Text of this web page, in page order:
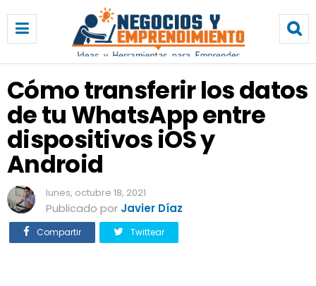
ó
m
o
r
a
n
s
e
i
r
l
o
Cómo transferir los datos
de tu WhatsApp entre
dispositivos iOS y
Android
lunes, octubre 18, 2021
Publicado por Javier Díaz
Compartir Twittear